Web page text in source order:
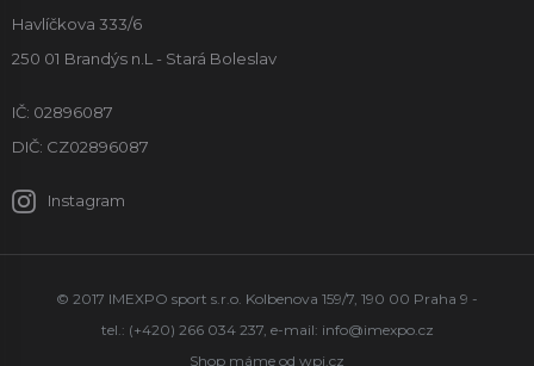
Havlíčkova 333/6
250 01 Brandýs n.L - Stará Boleslav
IČ: 02896087
DIČ: CZ02896087
Instagram
© 2017 IMEXPO sport s.r.o. Kolbenova 159/7, 190 00 Praha 9 -
tel.: (+420) 266 034 237, e-mail: info@imexpo.cz
Shop máme od wpj.cz